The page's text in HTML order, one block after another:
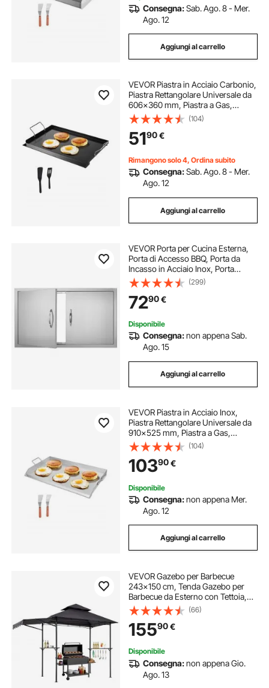
Consegna:Sab. Ago. 8 - Mer.
Ago. 12
Aggiungi al carrello
VEVOR Piastra in Acciaio Carbonio,
Piastra Rettangolare Universale da
606x360 mm, Piastra a Gas,
Pentole da Fornello Portatili per
Famiglie con Manico, per
Campeggio Festa Eventi da Esterno
(104)
5190€
Rimangono solo 4, Ordina subito
Consegna:Sab. Ago. 8 - Mer.
Ago. 12
Aggiungi al carrello
VEVOR Porta per Cucina Esterna,
Porta di Accesso BBQ, Porta da
Incasso in Acciaio Inox, Porta
Verticale a Parete con Maniglie per
Isola Barbecue, Stazione di
Grigliata, Mobile Esterno 915x533
mm
(299)
7290€
Disponibile
Consegna:non appena Sab.
Ago. 15
Aggiungi al carrello
VEVOR Piastra in Acciaio Inox,
Piastra Rettangolare Universale da
910x525 mm, Piastra a Gas,
Pentole Spaziose da Fornello
Portatili per Famiglie con Manico,
per Campeggio Eventi da Esterno
(104)
10390€
Disponibile
Consegna:non appena Mer.
Ago. 12
Aggiungi al carrello
VEVOR Gazebo per Barbecue
243x150 cm, Tenda Gazebo per
Barbecue da Esterno con Tettoia,
Tetto a 2 Livelli, Copertura per BBQ
da Giardino in Acciaio Verniciato a
Polvere, per Grigliate, Feste, Picnic
(66)
15590€
Disponibile
Consegna:non appena Gio.
Ago. 13